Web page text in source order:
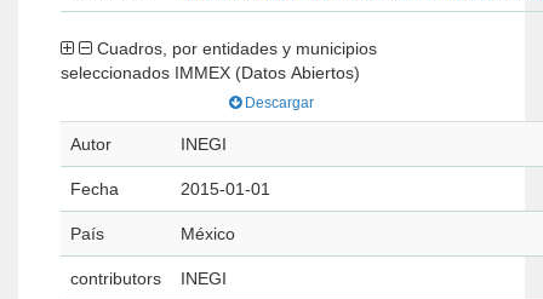
seleccionados IMMEX (Datos Abiertos)
Descargar
Autor INEGI
Fecha 2015-01-01
País México
contributors INEGI